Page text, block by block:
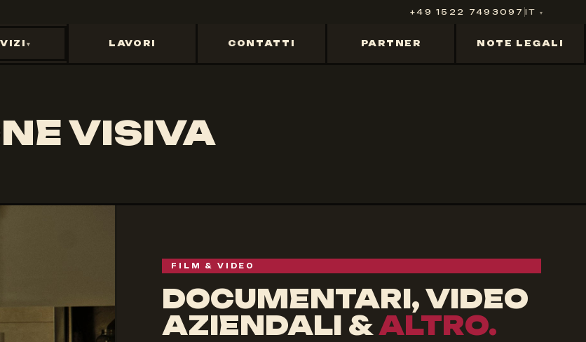
+49 1522 7493097 IT
LAVORI CONTATTI PARTNER NOTE LEGALI
VISIVA
FILM & VIDEO
DOCUMENTARI, VIDEO
AZIENDALI &ALTRO.